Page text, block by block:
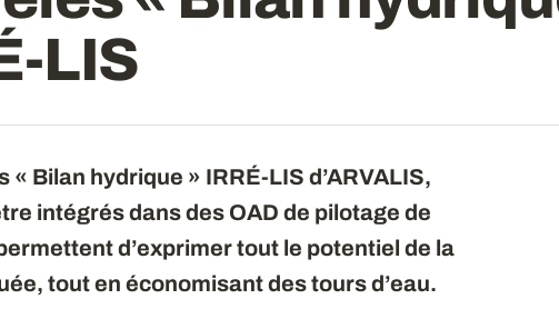
LIS
« Bilan hydrique » IRRÉ-LIS d’ARVALIS,
intégrés dans des OAD de pilotage de
d’exprimer tout le potentiel de la
tout en économisant des tours d’eau.